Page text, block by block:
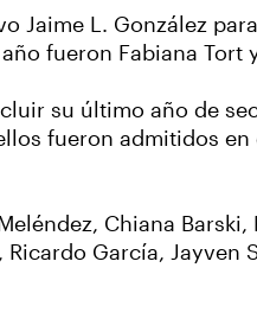
Jaime L. González
fueron Fabiana Tort
su último año de
fueron admitidos en
Chiana Barski,
García, Jayven